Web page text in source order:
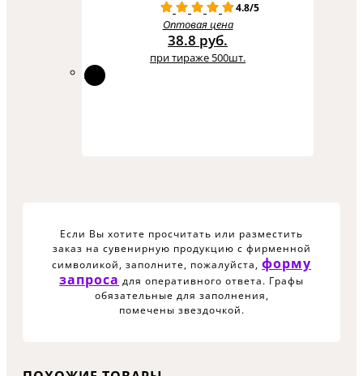
4.8/5
Оптовая цена
38.8 руб.
при тираже 500шт.
Если Вы хотите просчитать или разместить
заказ на сувенирную продукцию с фирменной
символикой, заполните, пожалуйста, форму
запроса для оперативного ответа. Графы
обязательные для заполнения,
помечены звездочкой.